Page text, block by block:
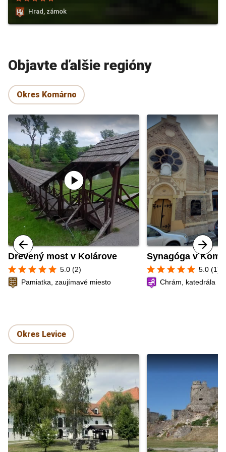
Hrad, zámok
Objavte ďalšie regióny
Okres Komárno
play_circle
Drevený most v Kolárove
star star star star star 5.0 (2)
Pamiatka, zaujímavé miesto
Synagóga v
star star star star star 5.0 (1)
Chrám, katedrála
Okres Levice